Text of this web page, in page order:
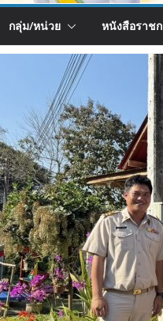
กลุ่ม/หน่วย หนังสือราช